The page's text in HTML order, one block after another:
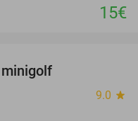
15€
9.0 star